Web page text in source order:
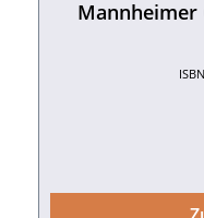
DVD. 2005.
Mannheimer